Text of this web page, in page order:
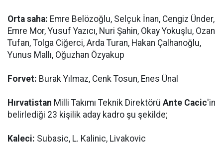
Orta saha: Emre Belözoğlu, Selçuk İnan, Cengiz Ünder,
Emre Mor, Yusuf Yazıcı, Nuri Şahin, Okay Yokuşlu, Ozan
Tufan, Tolga Ciğerci, Arda Turan, Hakan Çalhanoğlu,
Yunus Mallı, Oğuzhan Özyakup
Forvet: Burak Yılmaz, Cenk Tosun, Enes Ünal
Hırvatistan Milli Takımı Teknik Direktörü Ante Cacic'in
belirlediği 23 kişilik aday kadro şu şekilde;
Kaleci: Subasic, L. Kalinic, Livakovic